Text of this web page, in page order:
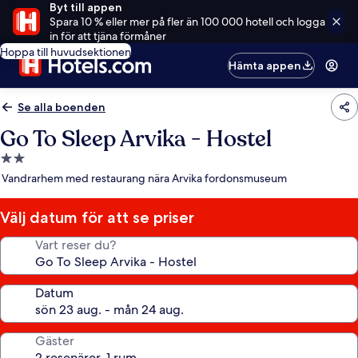
Byt till appen
Spara 10 % eller mer på fler än 100 000 hotell och logga
in för att tjäna förmåner
Hoppa till huvudsektionen
Hämta appen
Se alla boenden
Go To Sleep Arvika - Hostel
2.0-
stjärnigt
Vandrarhem med restaurang nära Arvika fordonsmuseum
Välj datum för att se priser
Vart reser du?
Datum
Gäster